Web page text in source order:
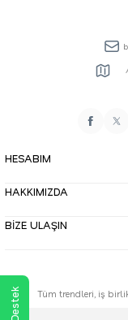
HESABIM
HAKKIMIZDA
BİZE ULAŞIN
Tüm trendleri, iş